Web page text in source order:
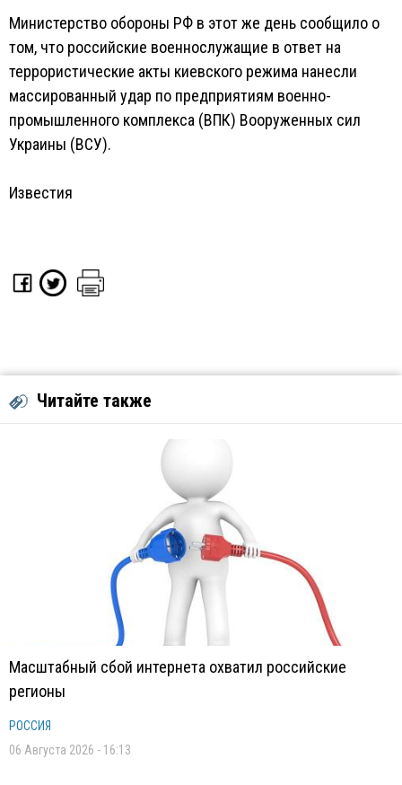
Министерство обороны РФ в этот же день сообщило о
том, что российские военнослужащие в ответ на
террористические акты киевского режима нанесли
массированный удар по предприятиям военно-
промышленного комплекса (ВПК) Вооруженных сил
Украины (ВСУ).
Известия
Читайте также
Масштабный сбой интернета охватил российские
регионы
РОССИЯ
06 Августа 2026 - 16:13